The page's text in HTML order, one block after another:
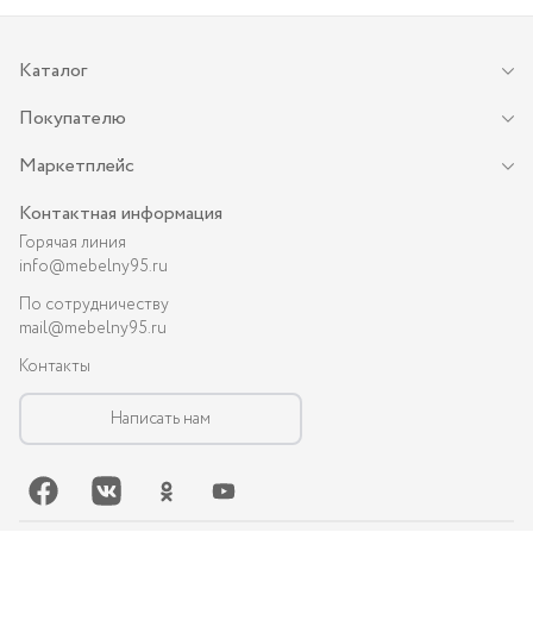
Каталог
Покупателю
Маркетплейс
Контактная информация
Горячая линия
info@mebelny95.ru
По сотрудничеству
mail@mebelny95.ru
Контакты
Написать нам